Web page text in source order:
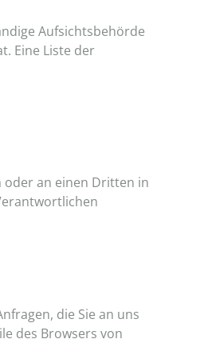
Aufsichtsbehörde
Eine Liste der
oder an einen Dritten in
die Sie an uns
des Browsers von